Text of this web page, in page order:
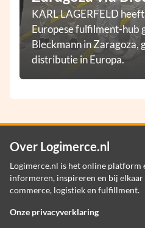
KARL LAGERFELD
Europese fulfilment-hub
Bleckmann in Zaragoza,
distributie in Europa.
Over Logimerce.nl
Logimerce.nl is het online platform
informeren, inspireren en bij
commerce, logistiek en fulfillment.
Onze privacyverklaring